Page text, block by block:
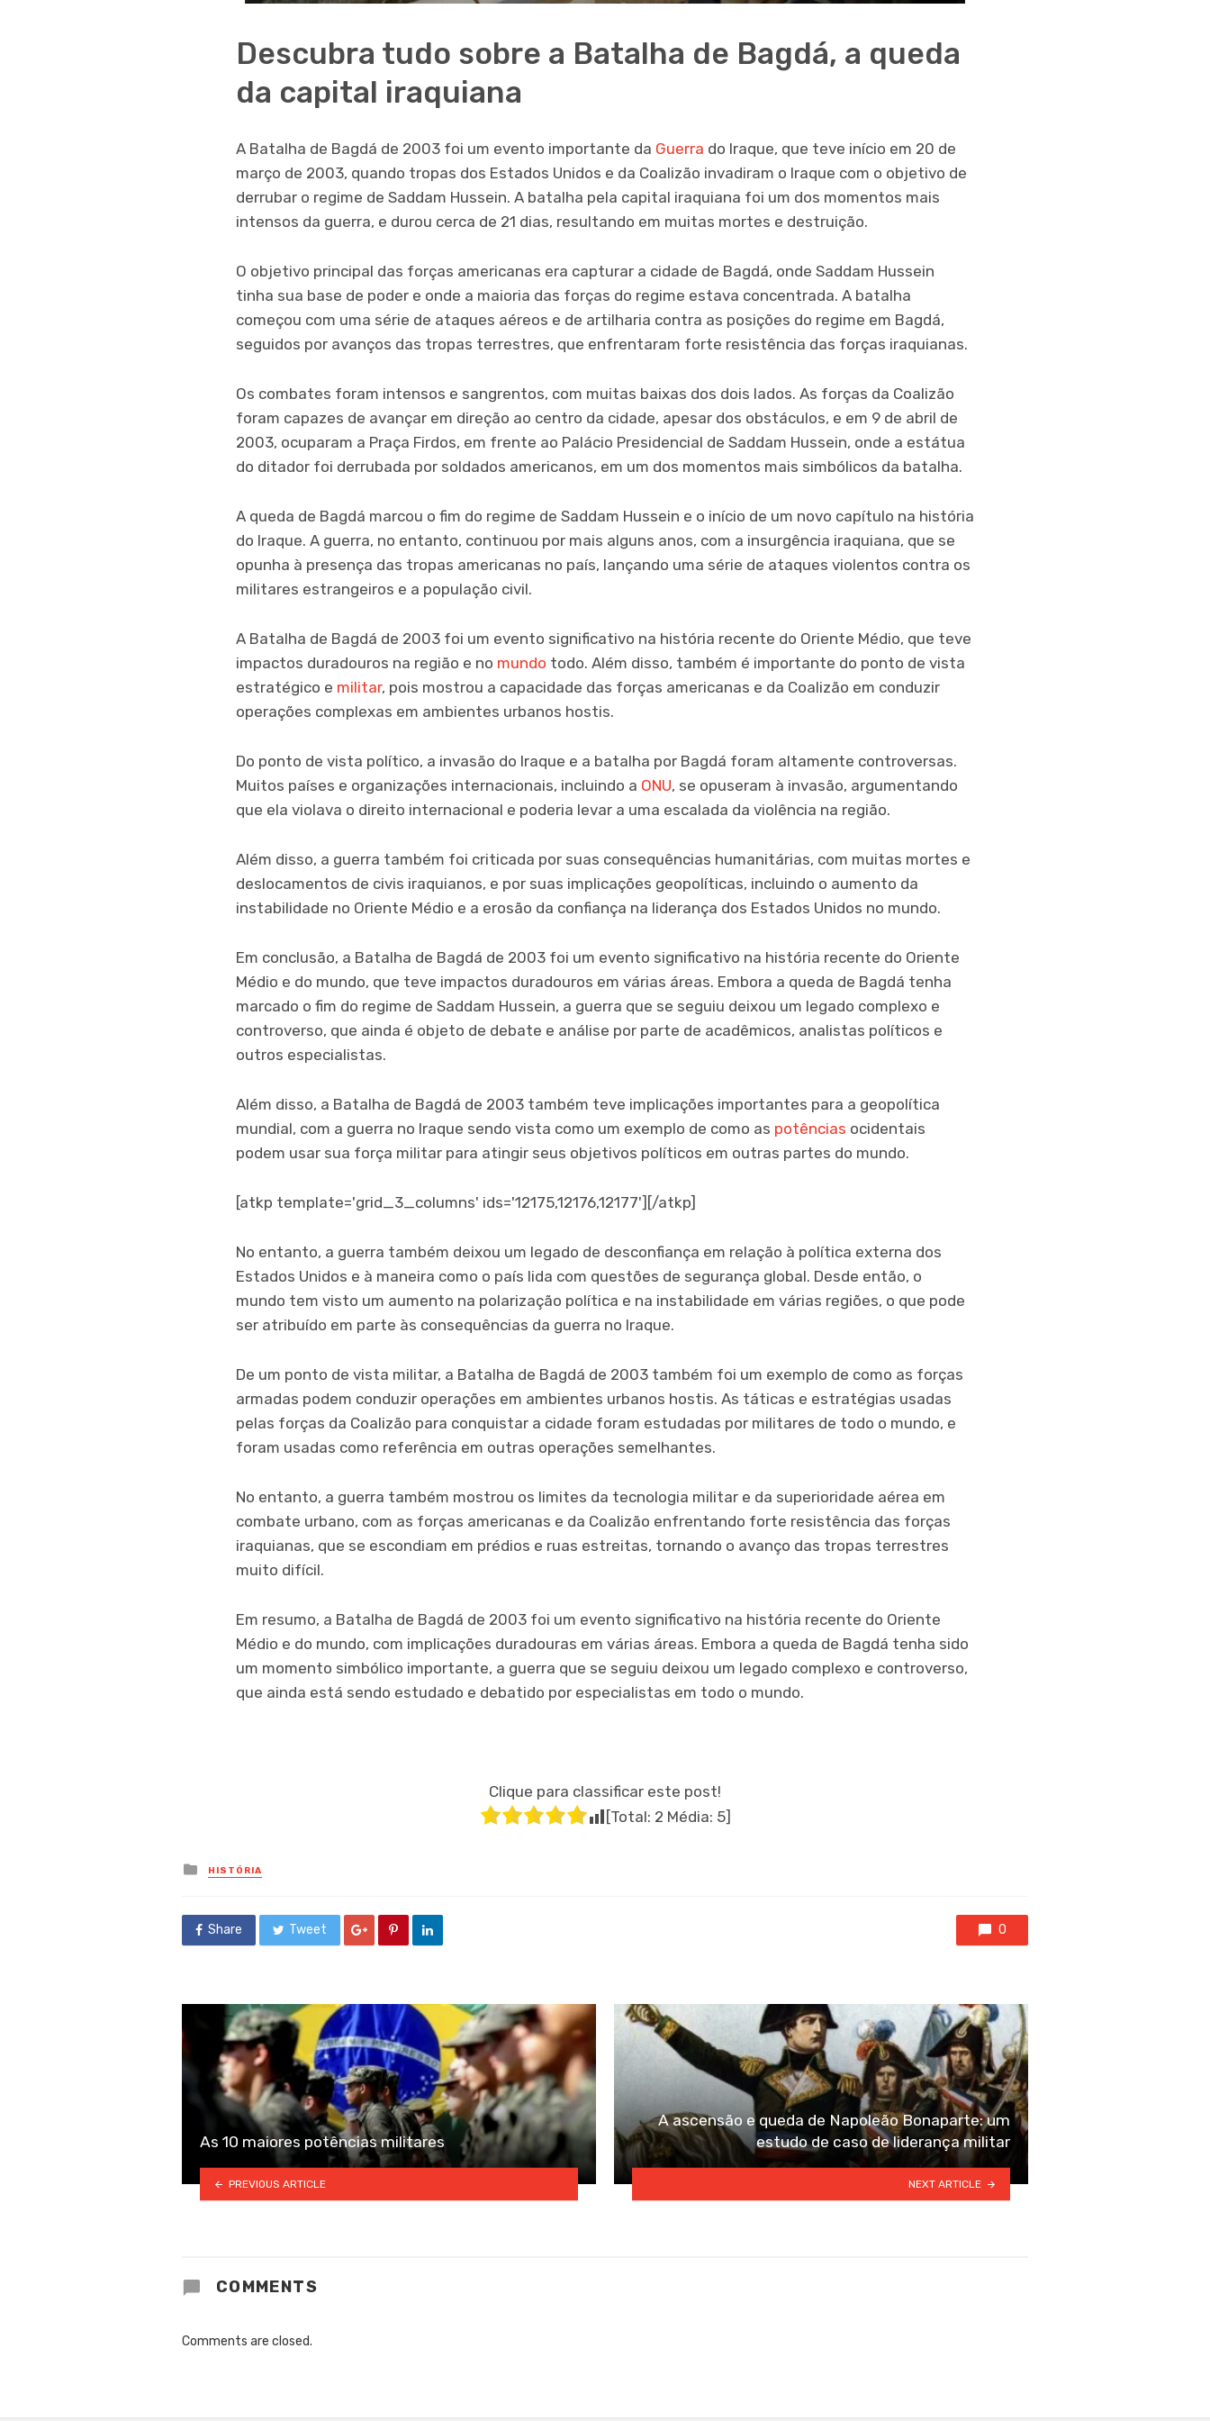
Descubra tudo sobre a Batalha de Bagdá, a queda
da capital iraquiana
A Batalha de Bagdá de 2003 foi um evento importante da Guerra do Iraque, que teve início em 20 de
março de 2003, quando tropas dos Estados Unidos e da Coalizão invadiram o Iraque com o objetivo de
derrubar o regime de Saddam Hussein. A batalha pela capital iraquiana foi um dos momentos mais
intensos da guerra, e durou cerca de 21 dias, resultando em muitas mortes e destruição.
O objetivo principal das forças americanas era capturar a cidade de Bagdá, onde Saddam Hussein
tinha sua base de poder e onde a maioria das forças do regime estava concentrada. A batalha
começou com uma série de ataques aéreos e de artilharia contra as posições do regime em Bagdá,
seguidos por avanços das tropas terrestres, que enfrentaram forte resistência das forças iraquianas.
Os combates foram intensos e sangrentos, com muitas baixas dos dois lados. As forças da Coalizão
foram capazes de avançar em direção ao centro da cidade, apesar dos obstáculos, e em 9 de abril de
2003, ocuparam a Praça Firdos, em frente ao Palácio Presidencial de Saddam Hussein, onde a estátua
do ditador foi derrubada por soldados americanos, em um dos momentos mais simbólicos da batalha.
A queda de Bagdá marcou o fim do regime de Saddam Hussein e o início de um novo capítulo na história
do Iraque. A guerra, no entanto, continuou por mais alguns anos, com a insurgência iraquiana, que se
opunha à presença das tropas americanas no país, lançando uma série de ataques violentos contra os
militares estrangeiros e a população civil.
A Batalha de Bagdá de 2003 foi um evento significativo na história recente do Oriente Médio, que teve
impactos duradouros na região e no mundo todo. Além disso, também é importante do ponto de vista
estratégico e militar, pois mostrou a capacidade das forças americanas e da Coalizão em conduzir
operações complexas em ambientes urbanos hostis.
Do ponto de vista político, a invasão do Iraque e a batalha por Bagdá foram altamente controversas.
Muitos países e organizações internacionais, incluindo a ONU, se opuseram à invasão, argumentando
que ela violava o direito internacional e poderia levar a uma escalada da violência na região.
Além disso, a guerra também foi criticada por suas consequências humanitárias, com muitas mortes e
deslocamentos de civis iraquianos, e por suas implicações geopolíticas, incluindo o aumento da
instabilidade no Oriente Médio e a erosão da confiança na liderança dos Estados Unidos no mundo.
Em conclusão, a Batalha de Bagdá de 2003 foi um evento significativo na história recente do Oriente
Médio e do mundo, que teve impactos duradouros em várias áreas. Embora a queda de Bagdá tenha
marcado o fim do regime de Saddam Hussein, a guerra que se seguiu deixou um legado complexo e
controverso, que ainda é objeto de debate e análise por parte de acadêmicos, analistas políticos e
outros especialistas.
Além disso, a Batalha de Bagdá de 2003 também teve implicações importantes para a geopolítica
mundial, com a guerra no Iraque sendo vista como um exemplo de como as potências ocidentais
podem usar sua força militar para atingir seus objetivos políticos em outras partes do mundo.
[atkp template='grid_3_columns' ids='12175,12176,12177'][/atkp]
No entanto, a guerra também deixou um legado de desconfiança em relação à política externa dos
Estados Unidos e à maneira como o país lida com questões de segurança global. Desde então, o
mundo tem visto um aumento na polarização política e na instabilidade em várias regiões, o que pode
ser atribuído em parte às consequências da guerra no Iraque.
De um ponto de vista militar, a Batalha de Bagdá de 2003 também foi um exemplo de como as forças
armadas podem conduzir operações em ambientes urbanos hostis. As táticas e estratégias usadas
pelas forças da Coalizão para conquistar a cidade foram estudadas por militares de todo o mundo, e
foram usadas como referência em outras operações semelhantes.
No entanto, a guerra também mostrou os limites da tecnologia militar e da superioridade aérea em
combate urbano, com as forças americanas e da Coalizão enfrentando forte resistência das forças
iraquianas, que se escondiam em prédios e ruas estreitas, tornando o avanço das tropas terrestres
muito difícil.
Em resumo, a Batalha de Bagdá de 2003 foi um evento significativo na história recente do Oriente
Médio e do mundo, com implicações duradouras em várias áreas. Embora a queda de Bagdá tenha sido
um momento simbólico importante, a guerra que se seguiu deixou um legado complexo e controverso,
que ainda está sendo estudado e debatido por especialistas em todo o mundo.
Clique para classificar este post!
[Total: 2 Média: 5]
Posted
in
HISTÓRIA
Share Tweet 0
As 10 maiores potências militares
PREVIOUS ARTICLE
A ascensão e queda de Napoleão Bonaparte: um
estudo de caso de liderança militar
NEXT ARTICLE
COMMENTS
Comments are closed.